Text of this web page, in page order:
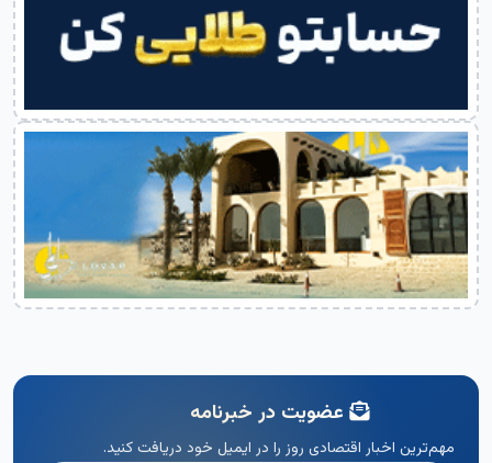
عضویت در خبرنامه
مهم‌ترین اخبار اقتصادی روز را در ایمیل خود دریافت کنید.